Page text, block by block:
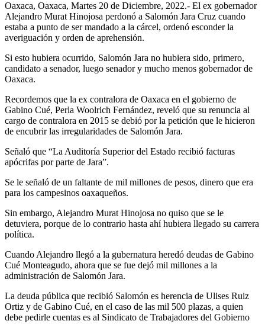
Oaxaca, Oaxaca, Martes 20 de Diciembre, 2022.- El ex gobernador
Alejandro Murat Hinojosa perdonó a Salomón Jara Cruz cuando
estaba a punto de ser mandado a la cárcel, ordenó esconder la
averiguación y orden de aprehensión.
Si esto hubiera ocurrido, Salomón Jara no hubiera sido, primero,
candidato a senador, luego senador y mucho menos gobernador de
Oaxaca.
Recordemos que la ex contralora de Oaxaca en el gobierno de
Gabino Cué, Perla Woolrich Fernández, reveló que su renuncia al
cargo de contralora en 2015 se debió por la petición que le hicieron
de encubrir las irregularidades de Salomón Jara.
Señaló que “La Auditoría Superior del Estado recibió facturas
apócrifas por parte de Jara”.
Se le señaló de un faltante de mil millones de pesos, dinero que era
para los campesinos oaxaqueños.
Sin embargo, Alejandro Murat Hinojosa no quiso que se le
detuviera, porque de lo contrario hasta ahí hubiera llegado su carrera
política.
Cuando Alejandro llegó a la gubernatura heredó deudas de Gabino
Cué Monteagudo, ahora que se fue dejó mil millones a la
administración de Salomón Jara.
La deuda pública que recibió Salomón es herencia de Ulises Ruiz
Ortiz y de Gabino Cué, en el caso de las mil 500 plazas, a quien
debe pedirle cuentas es al Sindicato de Trabajadores del Gobierno